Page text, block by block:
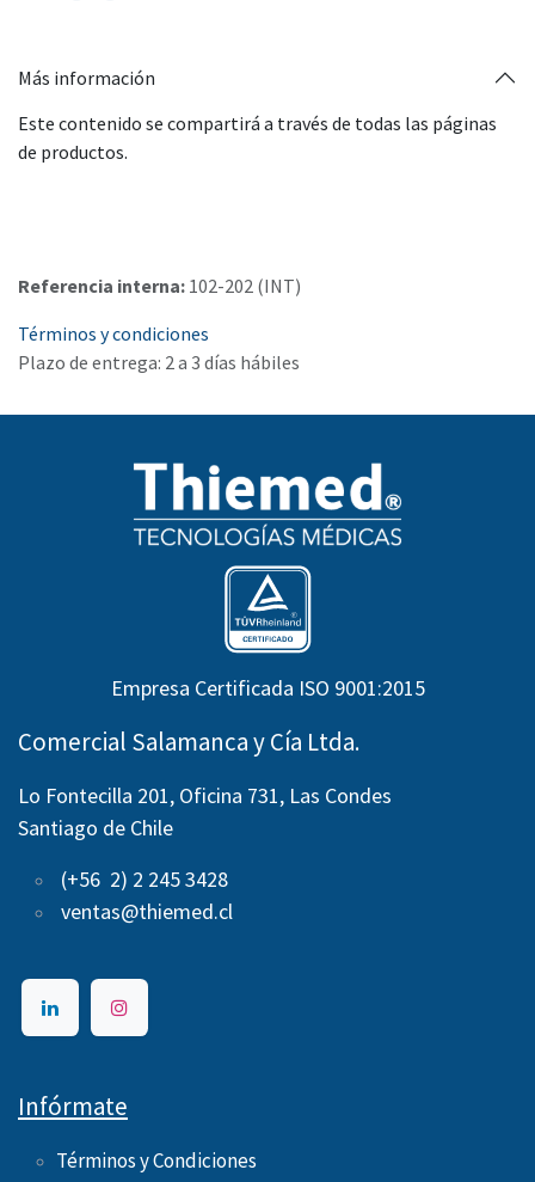
Más información
Este contenido se compartirá a través de todas las páginas
de productos.
Referencia interna: 102-202 (INT)
Términos y condiciones
Plazo de entrega: 2 a 3 días hábiles
Empresa Certificada ISO 9001:2015
Comercial Salamanca y Cía Ltda.
Lo Fontecilla 201, Oficina 731, Las Condes
Santiago de Chile
(+56 2) 2 245 3428
ventas@thiemed.cl
Infórmate
Términos y Condiciones